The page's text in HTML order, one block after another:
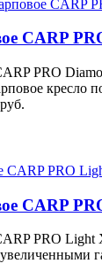
CARP
PRO
кресло
CARP
PRO Light